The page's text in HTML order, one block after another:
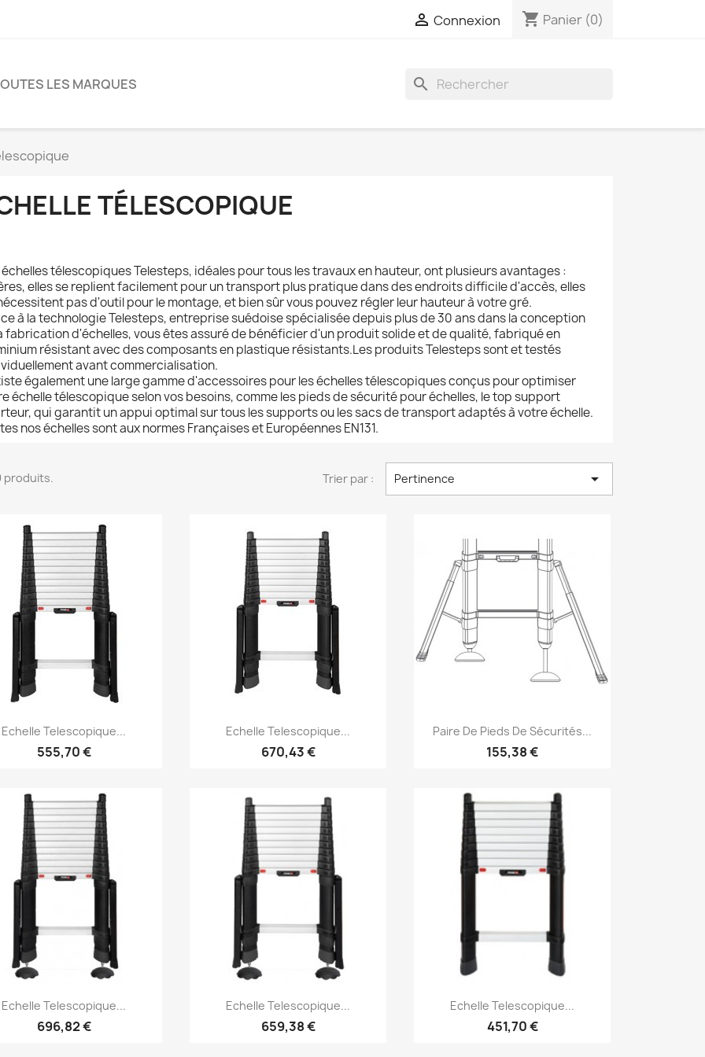
 Connexion shopping_cart Panier (0)
LES MARQUES search
TÉLESCOPIQUE
échelles télescopiques Telesteps, idéales pour tous les travaux en hauteur, ont plusieurs avantages :
elles se replient facilement pour un transport plus pratique dans des endroits difficile d'accès, elles
pas d'outil pour le montage, et bien sûr vous pouvez régler leur hauteur à votre gré.
à la technologie Telesteps, entreprise suédoise spécialisée depuis plus de 30 ans dans la conception
fabrication d'échelles, vous êtes assuré de bénéficier d'un produit solide et de qualité, fabriqué en
résistant avec des composants en plastique résistants.Les produits Telesteps sont et testés
avant commercialisation.
également une large gamme d'accessoires pour les échelles télescopiques conçus pour optimiser
échelle télescopique selon vos besoins, comme les pieds de sécurité pour échelles, le top support
qui garantit un appui optimal sur tous les supportsou les sacs de transport adaptés à votre échelle.
nos échelles sont aux normes Françaises et Européennes EN131.
produits. Trier par : Pertinence 
Aperçu rapide
Echelle Telescopique...
555,70 €
Aperçu rapide
Echelle Telescopique...
670,43 €
 Aperçu rapide
Paire De Pieds De Sécurités...
155,38 €
Aperçu rapide
Echelle Telescopique...
696,82 €
Aperçu rapide
Echelle Telescopique...
659,38 €
Aperçu rapide
Echelle Telescopique...
451,70 €